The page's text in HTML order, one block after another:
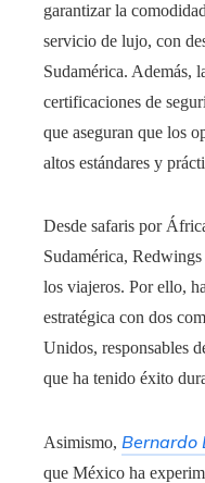
garantizar la
servicio de lujo, con
Sudamérica. Además,
certificaciones de
que aseguran que los
altos estándares y
Desde safaris por
Sudamérica,
los viajeros. Por ello,
estratégica con dos
Unidos, responsables
que ha tenido éxito
Asimismo, Bernardo
que México ha